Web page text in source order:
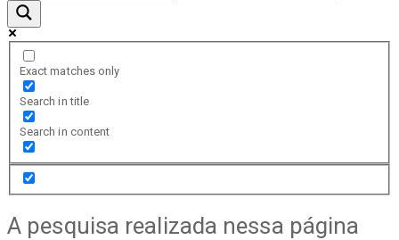
Exact matches only
Search in title
Search in content
A pesquisa realizada nessa página